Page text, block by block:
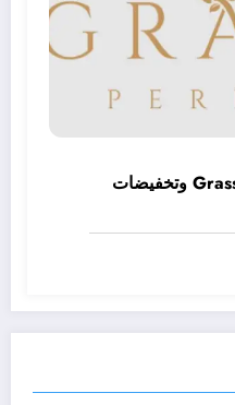
كود خصم قراس للعطور Grasse وتخفيضات